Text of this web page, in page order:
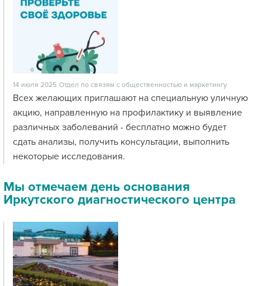
14 июля 2025 Отдел по связям с общественностью и маркетингу
Всех желающих приглашают на специальную уличную
акцию, направленную на профилактику и выявление
различных заболеваний - бесплатно можно будет
сдать анализы, получить консультации, выполнить
некоторые исследования.
Мы отмечаем день основания
Иркутского диагностического центра